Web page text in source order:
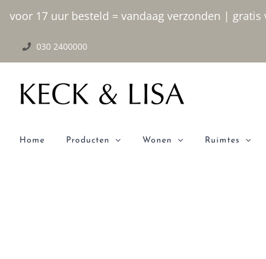
voor 17 uur besteld = vandaag verzonden |
inhoud
030 2400000
Home Producten Wonen Ruimtes